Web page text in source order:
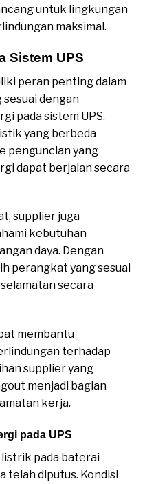
untuk lingkungan
maksimal.
Sistem UPS
peran penting dalam
dengan
pada sistem UPS.
yang berbeda
penguncian yang
dapat berjalan secara
supplier juga
kebutuhan
daya. Dengan
perangkat yang sesuai
secara
membantu
terhadap
supplier yang
menjadi bagian
kerja.
pada UPS
pada baterai
telah diputus. Kondisi